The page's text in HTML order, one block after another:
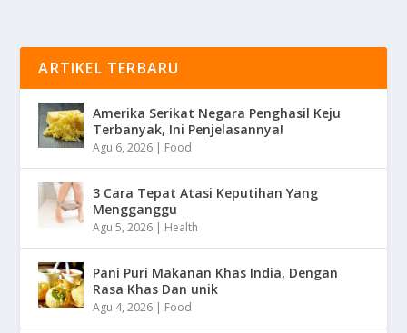
ARTIKEL TERBARU
Amerika Serikat Negara Penghasil Keju
Terbanyak, Ini Penjelasannya!
Agu 6, 2026 | Food
3 Cara Tepat Atasi Keputihan Yang
Mengganggu
Agu 5, 2026 | Health
Pani Puri Makanan Khas India, Dengan
Rasa Khas Dan unik
Agu 4, 2026 | Food